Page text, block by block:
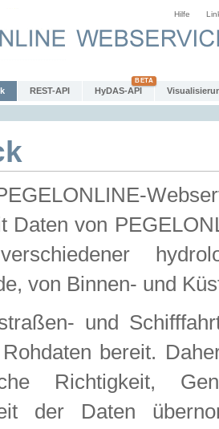
Hilfe
REST-API HyDAS-API
Daten von
von Binnen- und
und
bereit.
Richtigkeit,
der Daten